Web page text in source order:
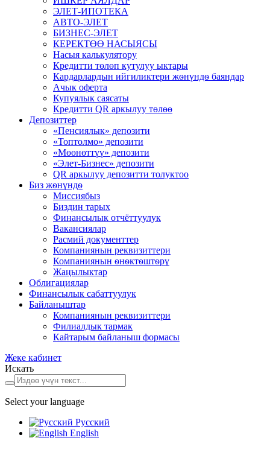
ЭЛЕТ-ИПОТЕКА
АВТО-ЭЛЕТ
БИЗНЕС-ЭЛЕТ
КЕРЕКТӨӨ НАСЫЯСЫ
Насыя калькулятору
Кредитти төлөп кутулуу ыктары
Кардарлардын ийгиликтери жѳнүндѳ баяндар
Ачык оферта
Купуялык саясаты
Кредитти QR аркылуу төлөө
Депозиттер
«Пенсиялык» депозити
«Топтолмо» депозити
«Мөөнөттүү» депозити
«Элет-Бизнес» депозити
QR аркылуу депозитти толуктоо
Биз жѳнүндѳ
Миссиябыз
Биздин тарых
Финансылык отчёттуулук
Вакансиялар
Расмий документтер
Компаниянын реквизиттери
Компаниянын ѳнѳктѳштѳрү
Жаңылыктар
Облигациялар
Финансылык сабаттуулук
Байланыштар
Компаниянын реквизиттери
Филиалдык тармак
Кайтарым байланыш формасы
Жеке кабинет
Искать
Select your language
Русский
English